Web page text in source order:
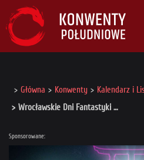
Główna Konwenty
Kalendarz i
Wrocławskie Dni Fantastyki …
Sponsorowane: